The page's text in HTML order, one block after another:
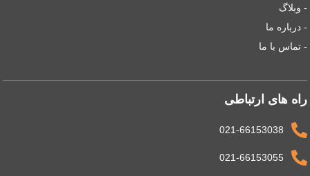
- وبلاگ
- درباره ما
- تماس با ما
راه های ارتباطی
021-66153038
021-66153055